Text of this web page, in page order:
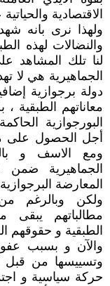
الاقتصادية
ولهذا نرى بانه
والنضالات لهذه
لنا تلك المشاهد
الجماهيرية هي لا
دولة برجوازية
معاناتهم
البورجوازية
أجل الحصول على
ومع الاسف و
الجماهيرية ضمن
المعارضة البرجوازية
ولكن وبالرغم
مطالباتهم يبقى
الطبقية و حقوقهم
والآن و بسبب
وتسييسها من
حركة سياسية و